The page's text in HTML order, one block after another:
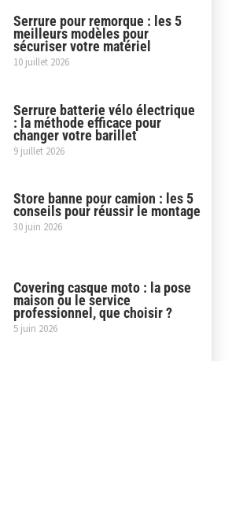
Serrure pour remorque : les 5
meilleurs modèles pour
sécuriser votre matériel
10 juillet 2026
Serrure batterie vélo électrique
: la méthode efficace pour
changer votre barillet
9 juillet 2026
Store banne pour camion : les 5
conseils pour réussir le montage
30 juin 2026
Covering casque moto : la pose
maison ou le service
professionnel, que choisir ?
5 juin 2026